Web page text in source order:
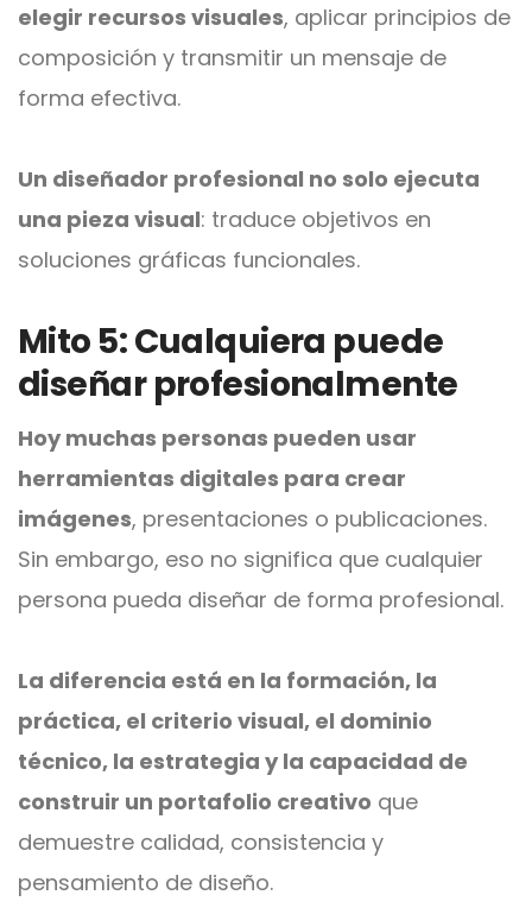
elegir recursos visuales, aplicar principios de
composición y transmitir un mensaje de
forma efectiva.
Un diseñador profesional no solo ejecuta
una pieza visual: traduce objetivos en
soluciones gráficas funcionales.
Mito 5: Cualquiera puede
diseñar profesionalmente
Hoy muchas personas pueden usar
herramientas digitales para crear
imágenes, presentaciones o publicaciones.
Sin embargo, eso no significa que cualquier
persona pueda diseñar de forma profesional.
La diferencia está en la formación, la
práctica, el criterio visual, el dominio
técnico, la estrategia y la capacidad de
construir un portafolio creativo que
demuestre calidad, consistencia y
pensamiento de diseño.